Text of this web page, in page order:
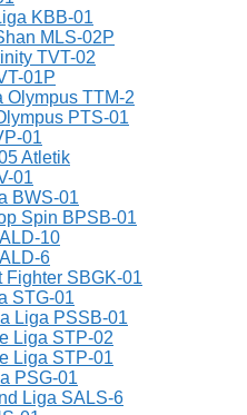
KBB-01
MLS-02P
TVT-02
01P
Olympus TTM-2
PTS-01
01
Atletik
01
BWS-01
Spin BPSB-01
10
6
Fighter SBGK-01
STG-01
Liga PSSB-01
Liga STP-02
Liga STP-01
PSG-01
Liga SALS-6